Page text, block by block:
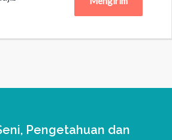
Pengetahuan dan